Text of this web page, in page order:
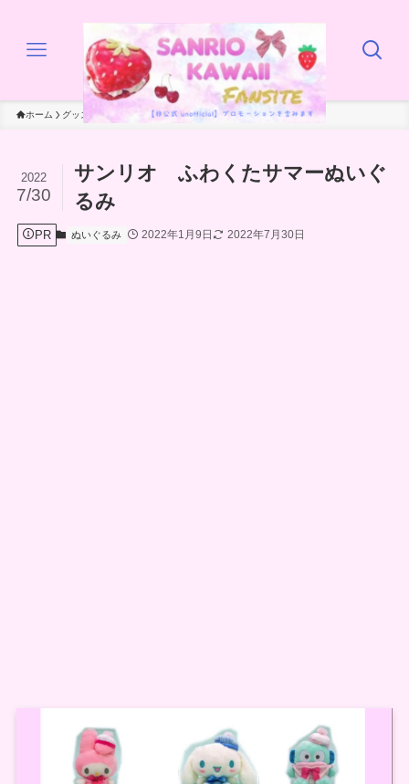
ホーム グッズ ぬいぐるみ
サンリオ ふわくたサマーぬいぐ
るみ
2022
7/30
PR ぬいぐるみ 2022年1月9日 2022年7月30日